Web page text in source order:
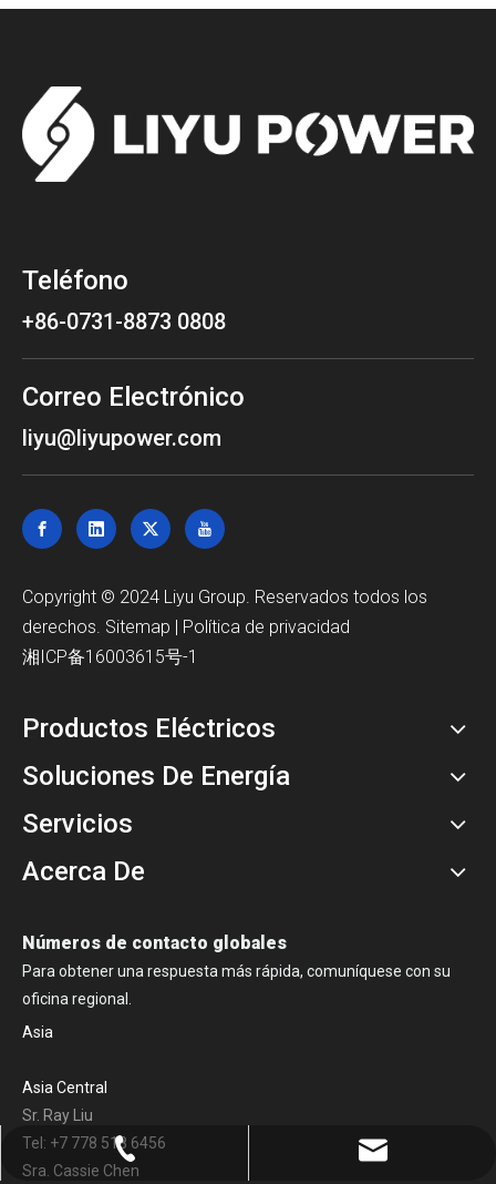
Teléfono
+86-0731-8873 0808
Correo Electrónico
liyu@liyupower.com
Copyright © 2024 Liyu Group. Reservados todos los
derechos. Sitemap | Política de privacidad
湘ICP备16003615号-1
Productos Eléctricos
Soluciones De Energía
Servicios
Acerca De
Números de contacto globales
Para obtener una respuesta más rápida, comuníquese con su
oficina regional.
Asia
Asia Central
Sr. Ray Liu
Tel: +7 778 518 6456
Sra. Cassie Chen